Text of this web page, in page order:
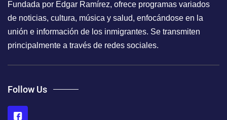
Fundada por Edgar Ramírez, ofrece programas variados
de noticias, cultura, música y salud, enfocándose en la
unión e información de los inmigrantes. Se transmiten
principalmente a través de redes sociales.
Follow Us